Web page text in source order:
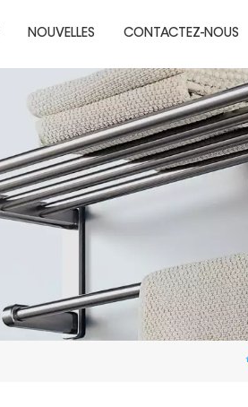
NOUVELLES CONTACTEZ-NOUS